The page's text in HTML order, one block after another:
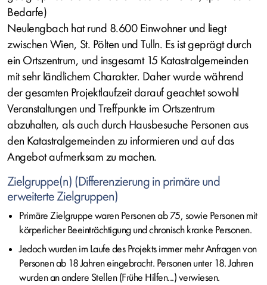
Bedarfe)
Neulengbach hat rund 8.600 Einwohner und liegt
zwischen Wien, St. Pölten und Tulln. Es ist geprägt durch
ein Ortszentrum, und insgesamt 15 Katastralgemeinden
mit sehr ländlichem Charakter. Daher wurde während
der gesamten Projektlaufzeit darauf geachtet sowohl
Veranstaltungen und Treffpunkte im Ortszentrum
abzuhalten, als auch durch Hausbesuche Personen aus
den Katastralgemeinden zu informieren und auf das
Angebot aufmerksam zu machen.
Zielgruppe(n) (Differenzierung in primäre und
erweiterte Zielgruppen)
Primäre Zielgruppe waren Personen ab 75, sowie Personen mit
körperlicher Beeinträchtigung und chronisch kranke Personen.
Jedoch wurden im Laufe des Projekts immer mehr Anfragen von
Personen ab 18 Jahren eingebracht. Personen unter 18. Jahren
wurden an andere Stellen (Frühe Hilfen...) verwiesen.